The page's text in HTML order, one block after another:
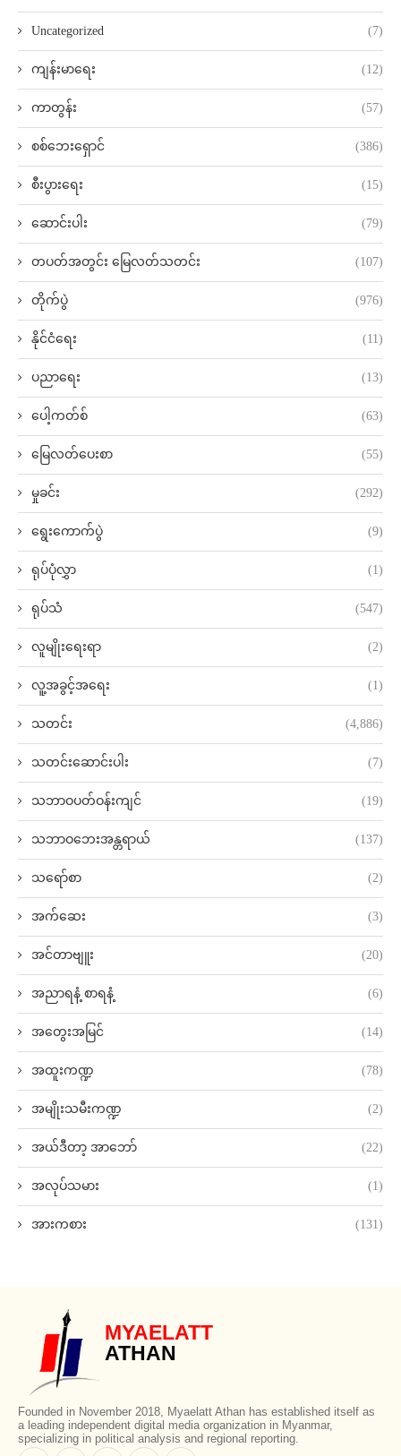
Uncategorized (7)
ကျန်းမာရေး (12)
ကာတွန်း (57)
စစ်ဘေးရှောင် (386)
စီးပွားရေး (15)
ဆောင်းပါး (79)
တပတ်အတွင်း မြေလတ်သတင်း (107)
တိုက်ပွဲ (976)
နိုင်ငံရေး (11)
ပညာရေး (13)
ပေါ့ကတ်စ် (63)
မြေလတ်ပေးစာ (55)
မှုခင်း (292)
ရွေးကောက်ပွဲ (9)
ရုပ်ပုံလွှာ (1)
ရုပ်သံ (547)
လူမျိုးရေးရာ (2)
လူ့အခွင့်အရေး (1)
သတင်း (4,886)
သတင်းဆောင်းပါး (7)
သဘာဝပတ်ဝန်းကျင် (19)
သဘာဝဘေးအန္တရာယ် (137)
သရော်စာ (2)
အက်ဆေး (3)
အင်တာဗျူး (20)
အညာရနံ့ စာရနံ့ (6)
အတွေးအမြင် (14)
အထူးကဏ္ဍ (78)
အမျိုးသမီးကဏ္ဍ (2)
အယ်ဒီတာ့ အာဘော် (22)
အလုပ်သမား (1)
အားကစား (131)
MYAELATT
ATHAN
Founded in November 2018, Myaelatt Athan has established itself as
a leading independent digital media organization in Myanmar,
specializing in political analysis and regional reporting.